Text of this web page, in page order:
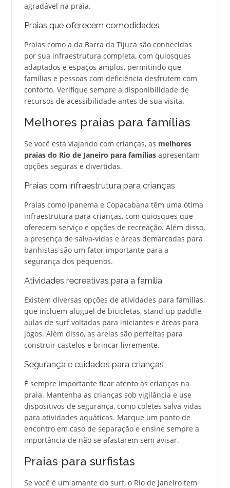
agradável na praia.
Praias que oferecem comodidades
Praias como a da Barra da Tijuca são conhecidas
por sua infraestrutura completa, com quiosques
adaptados e espaços amplos, permitindo que
famílias e pessoas com deficiência desfrutem com
conforto. Verifique sempre a disponibilidade de
recursos de acessibilidade antes de sua visita.
Melhores praias para famílias
Se você está viajando com crianças, as melhores
praias do Rio de Janeiro para famíliasapresentam
opções seguras e divertidas.
Praias com infraestrutura para crianças
Praias como Ipanema e Copacabana têm uma ótima
infraestrutura para crianças, com quiosques que
oferecem serviço e opções de recreação. Além disso,
a presença de salva-vidas e áreas demarcadas para
banhistas são um fator importante para a
segurança dos pequenos.
Atividades recreativas para a família
Existem diversas opções de atividades para famílias,
que incluem aluguel de bicicletas, stand-up paddle,
aulas de surf voltadas para iniciantes e áreas para
jogos. Além disso, as areias são perfeitas para
construir castelos e brincar livremente.
Segurança e cuidados para crianças
É sempre importante ficar atento às crianças na
praia. Mantenha as crianças sob vigilância e use
dispositivos de segurança, como coletes salva-vidas
para atividades aquáticas. Marque um ponto de
encontro em caso de separação e ensine sempre a
importância de não se afastarem sem avisar.
Praias para surfistas
Se você é um amante do surf, o Rio de Janeiro tem